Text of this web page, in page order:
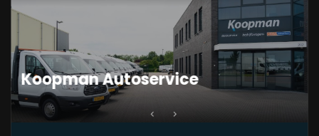
Koopman Autoservice